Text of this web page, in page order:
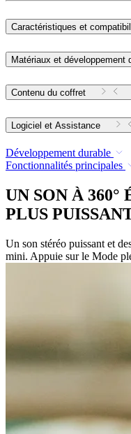
Caractéristiques et
Matériaux et développement
Contenu du coffret
Logiciel et Assistance
Développement durable
Fonctionnalités principales
UN SON À
PLUS
Un son stéréo puissant et
mini. Appuie sur le Mode